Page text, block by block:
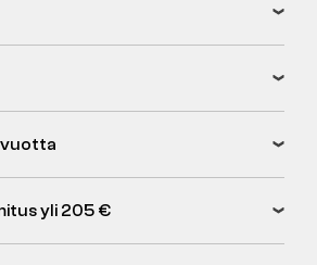
vuotta
yli 205 €